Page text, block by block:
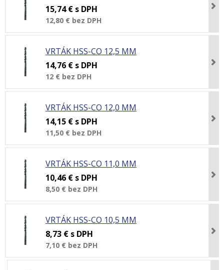
15,74 € s DPH
12,80 € bez DPH
VRTÁK HSS-CO 12,5 MM
14,76 € s DPH
12 € bez DPH
VRTÁK HSS-CO 12,0 MM
14,15 € s DPH
11,50 € bez DPH
VRTÁK HSS-CO 11,0 MM
10,46 € s DPH
8,50 € bez DPH
VRTÁK HSS-CO 10,5 MM
8,73 € s DPH
7,10 € bez DPH